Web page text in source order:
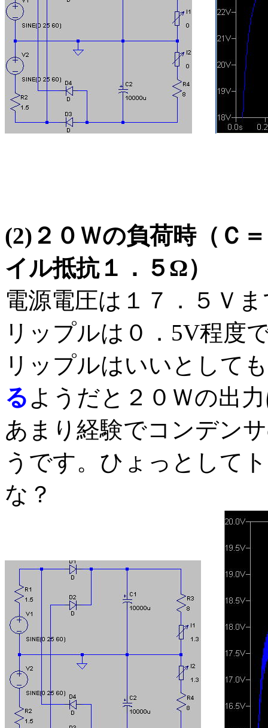
(2)２０Ｗの負荷時（Ｃ
イル抵抗１．５Ω）
電源電圧は１７．５Ｖ
リップルは０．5V程度
リップルはいいとして
る ようだと２０Ｗの出
あまり経験でコンデン
うです。ひょっとして
な？